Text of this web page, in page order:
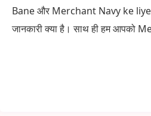
Bane और Merchant Navy ke
जानकारी क्या है। साथ ही हम आपको